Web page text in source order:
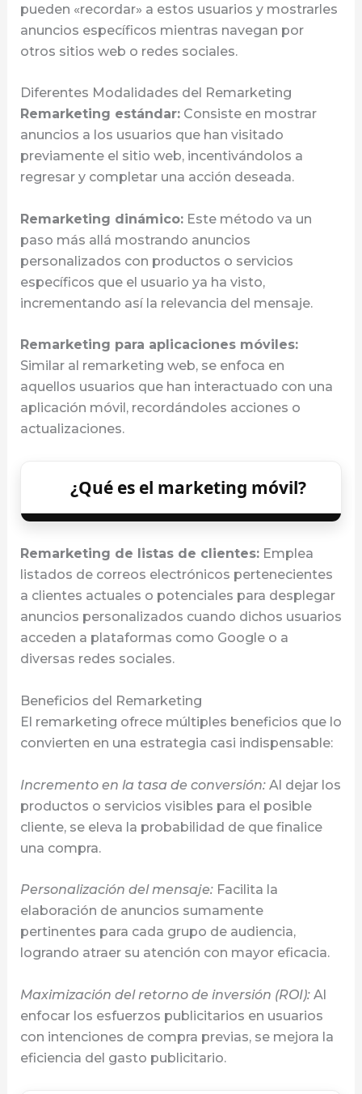
pueden «recordar» a estos usuarios y mostrarles
anuncios específicos mientras navegan por
otros sitios web o redes sociales.
Diferentes Modalidades del Remarketing
Remarketing estándar:Consiste en mostrar
anuncios a los usuarios que han visitado
previamente el sitio web, incentivándolos a
regresar y completar una acción deseada.
Remarketing dinámico:Este método va un
paso más allá mostrando anuncios
personalizados con productos o servicios
específicos que el usuario ya ha visto,
incrementando así la relevancia del mensaje.
Remarketing para aplicaciones móviles:
Similar al remarketing web, se enfoca en
aquellos usuarios que han interactuado con una
aplicación móvil, recordándoles acciones o
actualizaciones.
¿Qué es el marketing móvil?
Remarketing de listas de clientes:Emplea
listados de correos electrónicos pertenecientes
a clientes actuales o potenciales para desplegar
anuncios personalizados cuando dichos usuarios
acceden a plataformas como Google o a
diversas redes sociales.
Beneficios del Remarketing
El remarketing ofrece múltiples beneficios que lo
convierten en una estrategia casi indispensable:
Incremento en la tasa de conversión:Al dejar los
productos o servicios visibles para el posible
cliente, se eleva la probabilidad de que finalice
una compra.
Personalización del mensaje:Facilita la
elaboración de anuncios sumamente
pertinentes para cada grupo de audiencia,
logrando atraer su atención con mayor eficacia.
Maximización del retorno de inversión (ROI):Al
enfocar los esfuerzos publicitarios en usuarios
con intenciones de compra previas, se mejora la
eficiencia del gasto publicitario.